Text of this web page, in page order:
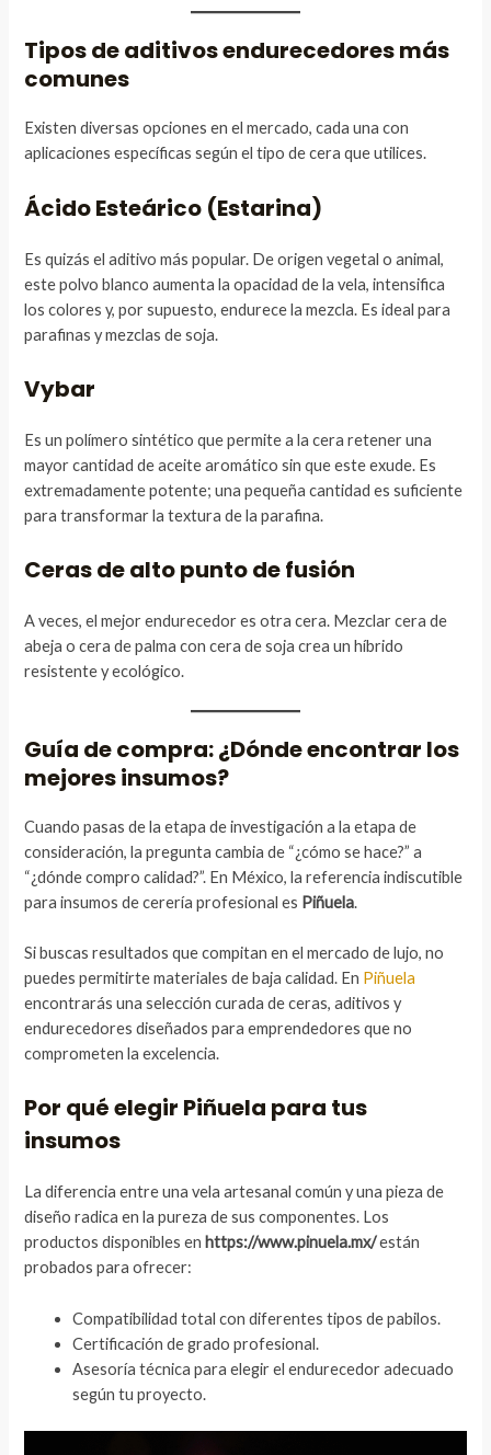
Tipos de aditivos endurecedores más
comunes
Existen diversas opciones en el mercado, cada una con
aplicaciones específicas según el tipo de cera que utilices.
Ácido Esteárico (Estarina)
Es quizás el aditivo más popular. De origen vegetal o animal,
este polvo blanco aumenta la opacidad de la vela, intensifica
los colores y, por supuesto, endurece la mezcla. Es ideal para
parafinas y mezclas de soja.
Vybar
Es un polímero sintético que permite a la cera retener una
mayor cantidad de aceite aromático sin que este exude. Es
extremadamente potente; una pequeña cantidad es suficiente
para transformar la textura de la parafina.
Ceras de alto punto de fusión
A veces, el mejor endurecedor es otra cera. Mezclar cera de
abeja o cera de palma con cera de soja crea un híbrido
resistente y ecológico.
Guía de compra: ¿Dónde encontrar los
mejores insumos?
Cuando pasas de la etapa de investigación a la etapa de
consideración, la pregunta cambia de “¿cómo se hace?” a
“¿dónde compro calidad?”. En México, la referencia indiscutible
para insumos de cerería profesional es Piñuela.
Si buscas resultados que compitan en el mercado de lujo, no
puedes permitirte materiales de baja calidad. En Piñuela
encontrarás una selección curada de ceras, aditivos y
endurecedores diseñados para emprendedores que no
comprometen la excelencia.
Por qué elegir Piñuela para tus
insumos
La diferencia entre una vela artesanal común y una pieza de
diseño radica en la pureza de sus componentes. Los
productos disponibles en https://www.pinuela.mx/están
probados para ofrecer:
Compatibilidad total con diferentes tipos de pabilos.
Certificación de grado profesional.
Asesoría técnica para elegir el endurecedor adecuado
según tu proyecto.